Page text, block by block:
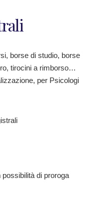
borse di studio, borse
tirocini a rimborso…
per Psicologi
di proroga